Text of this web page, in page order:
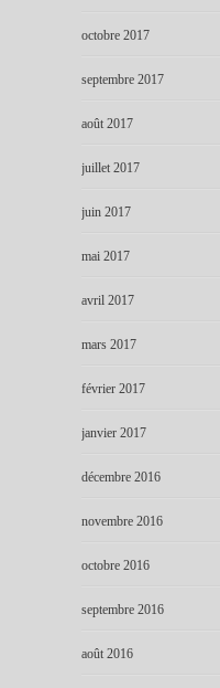
octobre 2017
septembre 2017
août 2017
juillet 2017
juin 2017
mai 2017
avril 2017
mars 2017
février 2017
janvier 2017
décembre 2016
novembre 2016
octobre 2016
septembre 2016
août 2016